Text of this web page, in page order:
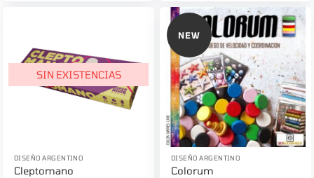
SIN EXISTENCIAS
DISEÑO ARGENTINO
Cleptomano
NEW
DISEÑO ARGENTINO
Colorum